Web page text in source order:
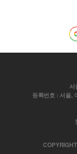
서
등록번호 : 서울,